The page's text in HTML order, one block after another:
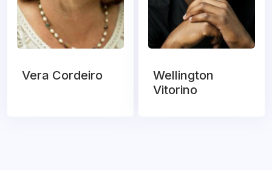
Vera Cordeiro
Wellington
Vitorino